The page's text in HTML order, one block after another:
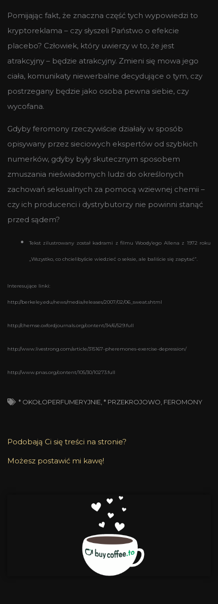
Pomijając fakt, że znaczna część tych wypowiedzi to
kryptoreklama – czy słyszeli Państwo o efekcie
placebo? Człowiek, który uwierzy w to, że jest
atrakcyjny – będzie atrakcyjny. Zmieni się mowa jego
ciała, komunikaty niewerbalne decydujące o tym, czy
postrzegany będzie jako osoba pewna siebie, czy
wycofana.
Gdyby feromony rzeczywiście działały w sposób
opisywany przez sieciowych ekspertów od szybkich
numerków, gdyby były skutecznym sposobem
zmuszania nieświadomych ludzi do określonych
zachowań seksualnych za pomocą wziewnej chemii –
czy ich producenci i dystrybutorzy nie powinni stanąć
przed sądem?
Tekst zilustrowany został kadrami z filmu Woody’ego Allena z 1972 roku
„Wszystko, co chcielibyście wiedzieć o seksie, ale baliście się zapytać”.
Interesujące linki:
http://berkeley.edu/news/media/releases/2007/02/06_sweat.shtml
http://chemse.oxfordjournals.org/content/34/6/529.full
http://www.livestrong.com/article/315167-pheremones-exercise-depression/
http://www.pnas.org/content/105/30/10273.full
* OKOŁOPERFUMERYJNIE * PRZEKROJOWO FEROMONY
Podobają Ci się treści na stronie?
Możesz postawić mi kawę!